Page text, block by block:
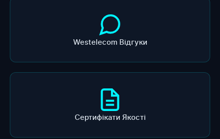
Westelecom Відгуки
Сертифікати Якості